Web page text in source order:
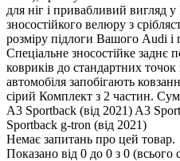
для ніг і привабливий вигляд
зносостійкого велюру з
розміру підлоги Вашого Audi і
Спеціальне зносостійке заднє
ковриків до стандартних точок
автомобіля запобігають
сірий Комплект з 2 частин.
A3 Sportback (від 2021) A3
Sportback g-tron (від 2021)
Немає запитань про цей товар.
Показано від 0 до 0 з 0 (всього